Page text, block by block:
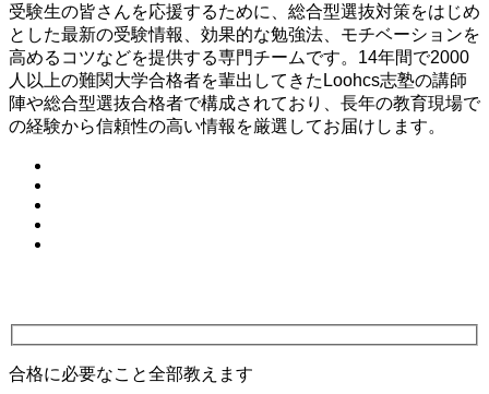
受験生の皆さんを応援するために、総合型選抜対策をはじめ
とした最新の受験情報、効果的な勉強法、モチベーションを
高めるコツなどを提供する専門チームです。14年間で2000
人以上の難関大学合格者を輩出してきたLoohcs志塾の講師
陣や総合型選抜合格者で構成されており、長年の教育現場で
の経験から信頼性の高い情報を厳選してお届けします。
合格に必要なこと全部教えます